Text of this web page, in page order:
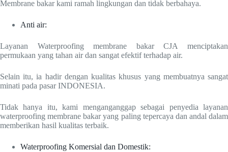
Membrane bakar kami ramah lingkungan dan tidak berbahaya.
Anti air:
Layanan Waterproofing membrane bakar CJA menciptakan
permukaan yang tahan air dan sangat efektif terhadap air.
Selain itu, ia hadir dengan kualitas khusus yang membuatnya sangat
minati pada pasar INDONESIA.
Tidak hanya itu, kami menganganggap sebagai penyedia layanan
waterproofing membrane bakar yang paling tepercaya dan andal dalam
memberikan hasil kualitas terbaik.
Waterproofing Komersial dan Domestik: